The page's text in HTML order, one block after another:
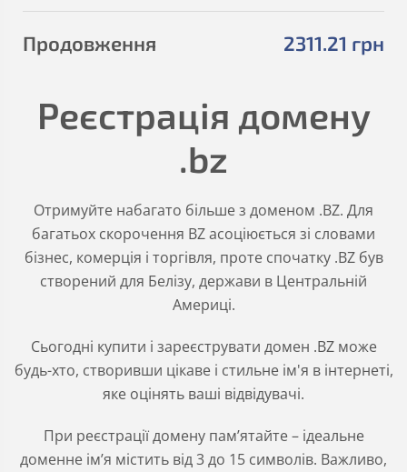
2311.21 грн
Продовження
Реєстрація домену
.bz
Отримуйте набагато більше з доменом .BZ. Для
багатьох скорочення BZ асоціюється зі словами
бізнес, комерція і торгівля, проте спочатку .BZ був
створений для Белізу, держави в Центральній
Америці.
Сьогодні купити і зареєструвати домен .BZ може
будь-хто, створивши цікаве і стильне ім'я в інтернеті,
яке оцінять ваші відвідувачі.
При реєстрації домену пам’ятайте – ідеальне
доменне ім’я містить від 3 до 15 символів. Важливо,